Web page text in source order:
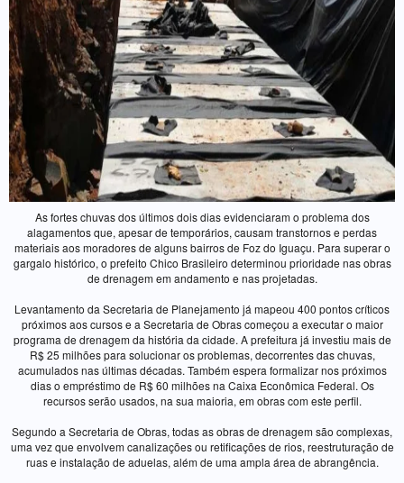
As fortes chuvas dos últimos dois dias evidenciaram o problema dos
alagamentos que, apesar de temporários, causam transtornos e perdas
materiais aos moradores de alguns bairros de Foz do Iguaçu. Para superar o
gargalo histórico, o prefeito Chico Brasileiro determinou prioridade nas obras
de drenagem em andamento e nas projetadas.
Levantamento da Secretaria de Planejamento já mapeou 400 pontos críticos
próximos aos cursos e a Secretaria de Obras começou a executar o maior
programa de drenagem da história da cidade. A prefeitura já investiu mais de
R$ 25 milhões para solucionar os problemas, decorrentes das chuvas,
acumulados nas últimas décadas. Também espera formalizar nos próximos
dias o empréstimo de R$ 60 milhões na Caixa Econômica Federal. Os
recursos serão usados, na sua maioria, em obras com este perfil.
Segundo a Secretaria de Obras, todas as obras de drenagem são complexas,
uma vez que envolvem canalizações ou retificações de rios, reestruturação de
ruas e instalação de aduelas, além de uma ampla área de abrangência.